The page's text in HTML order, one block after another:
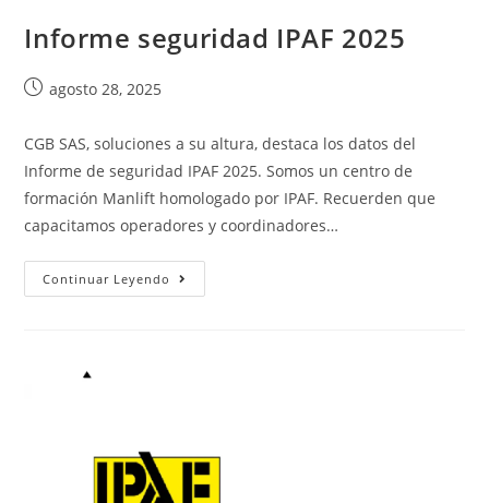
Informe seguridad IPAF 2025
agosto 28, 2025
CGB SAS, soluciones a su altura, destaca los datos del
Informe de seguridad IPAF 2025. Somos un centro de
formación Manlift homologado por IPAF. Recuerden que
capacitamos operadores y coordinadores…
Continuar Leyendo